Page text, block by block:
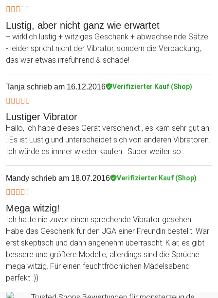
Lustig, aber nicht ganz wie erwartet
+ wirklich lustig + witziges Geschenk + abwechselnde Sätze
- leider spricht nicht der Vibrator, sondern die Verpackung,
das war etwas irreführend & schade!
Tanja schrieb am 16.12.2016 Verifizierter Kauf (Shop)
Lustiger Vibrator
Hallo, ich habe dieses Gerät verschenkt , es kam sehr gut an
. Es ist Lustig und unterscheidet sich von anderen Vibratoren.
Ich würde es immer wieder kaufen . Super weiter so .
Mandy schrieb am 18.07.2016 Verifizierter Kauf (Shop)
Mega witzig!
Ich hatte nie zuvor einen sprechende Vibrator gesehen.
Habe das Geschenk für den JGA einer Freundin bestellt. War
erst skeptisch und dann angenehm überrascht. Klar, es gibt
bessere und größere Modelle, allerdings sind die Sprüche
mega witzig. Für einen feuchtfröchlichen Mädelsabend
perfekt :))